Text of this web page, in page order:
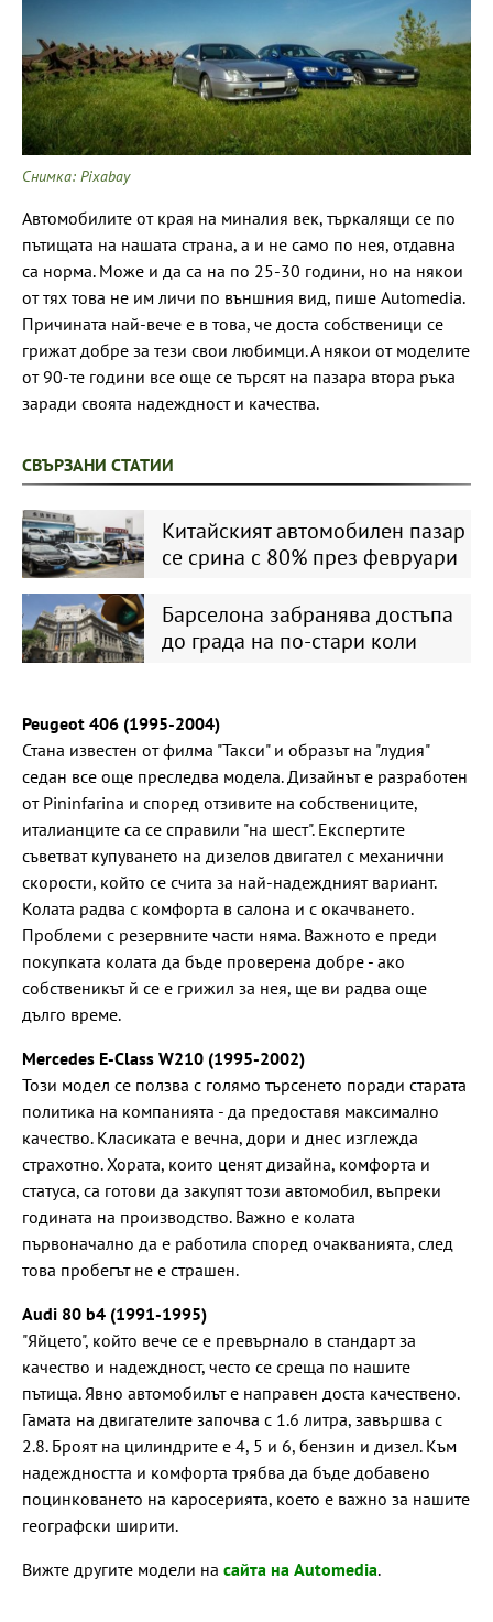
Снимка: Pixabay
Автомобилите от края на миналия век, търкалящи се по
пътищата на нашата страна, а и не само по нея, отдавна
са норма. Може и да са на по 25-30 години, но на някои
от тях това не им личи по външния вид, пише Automedia.
Причината най-вече е в това, че доста собственици се
грижат добре за тези свои любимци. А някои от моделите
от 90-те години все още се търсят на пазара втора ръка
заради своята надеждност и качества.
СВЪРЗАНИ СТАТИИ
Китайският автомобилен пазар
се срина с 80% през февруари
Барселона забранява достъпа
до града на по-стари коли
Peugeot 406 (1995-2004)
Стана известен от филма "Такси" и образът на "лудия"
седан все още преследва модела. Дизайнът е разработен
от Pininfarina и според отзивите на собствениците,
италианците са се справили "на шест". Експертите
съветват купуването на дизелов двигател с механични
скорости, който се счита за най-надеждният вариант.
Колата радва с комфорта в салона и с окачването.
Проблеми с резервните части няма. Важното е преди
покупката колата да бъде проверена добре - ако
собственикът й се е грижил за нея, ще ви радва още
дълго време.
Mercedes E-Class W210 (1995-2002)
Този модел се ползва с голямо търсенето поради старата
политика на компанията - да предоставя максимално
качество. Класиката е вечна, дори и днес изглежда
страхотно. Хората, които ценят дизайна, комфорта и
статуса, са готови да закупят този автомобил, въпреки
годината на производство. Важно е колата
първоначално да е работила според очакванията, след
това пробегът не е страшен.
Audi 80 b4 (1991-1995)
"Яйцето", който вече се е превърнало в стандарт за
качество и надеждност, често се среща по нашите
пътища. Явно автомобилът е направен доста качествено.
Гамата на двигателите започва с 1.6 литра, завършва с
2.8. Броят на цилиндрите е 4, 5 и 6, бензин и дизел. Към
надеждността и комфорта трябва да бъде добавено
поцинковането на каросерията, което е важно за нашите
географски ширити.
Вижте другите модели на сайта на Automedia.